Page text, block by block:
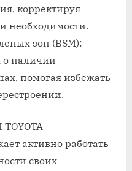
корректируя
необходимости.
зон (BSM):
о наличии
помогая избежать
активно работать
своих